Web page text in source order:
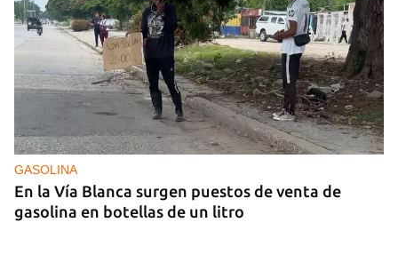
GASOLINA
En la Vía Blanca surgen puestos de venta de
gasolina en botellas de un litro